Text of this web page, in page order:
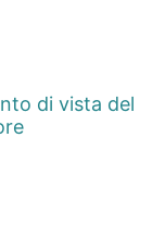
di vista del